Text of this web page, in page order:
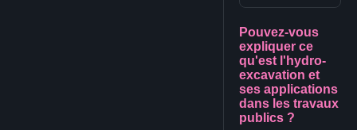
Pouvez-vous
expliquer ce
qu'est l'hydro-
excavation et
ses applications
dans les travaux
publics ?